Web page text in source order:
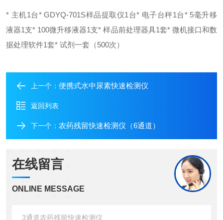
* 主机1台* GDYQ-701S样品提取仪1台* 电子台秤1台* 5毫升移
液器1支* 100微升移液器1支* 样品前处理器具1套* 微机接口和数
据处理软件1套* 试剂一套（500次）
上一个： 便携式水中尿素快速检测仪
返回列表
下一个： 农药残留快速检测仪（6通道）
在线留言
ONLINE MESSAGE